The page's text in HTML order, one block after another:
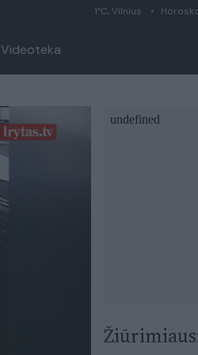
1°C, Vilnius
Videoteka